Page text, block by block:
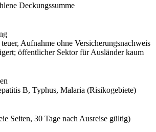
Deckungssumme
Aufnahme ohne Versicherungsnachweis
öffentlicher Sektor für Ausländer kaum
B, Typhus, Malaria (Risikogebiete)
Seiten, 30 Tage nach Ausreise gültig)